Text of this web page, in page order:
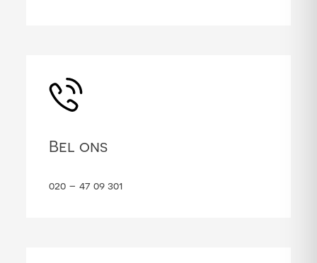
Bel ons
020 – 47 09 301